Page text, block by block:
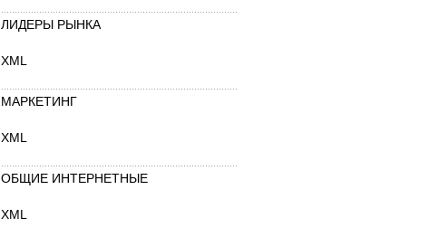
ЛИДЕРЫ РЫНКА
XML
МАРКЕТИНГ
XML
ОБЩИЕ ИНТЕРНЕТНЫЕ
XML